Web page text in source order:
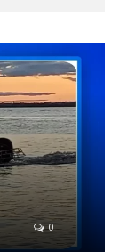
0